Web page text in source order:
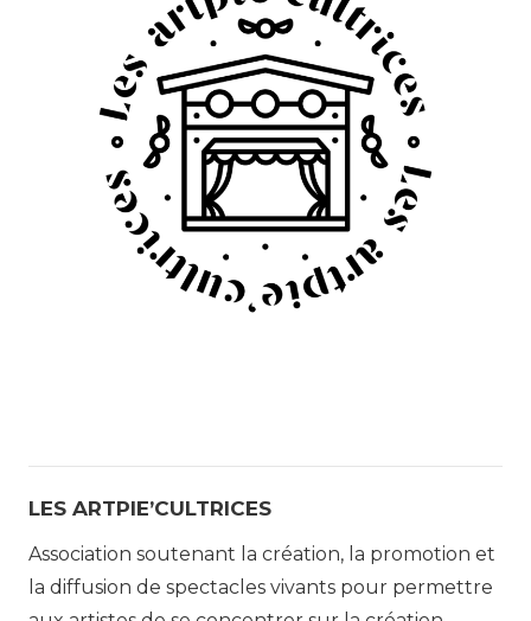
LES ARTPIE’CULTRICES
Association soutenant la création, la promotion et
la diffusion de spectacles vivants pour permettre